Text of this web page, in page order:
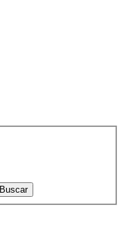
Buscar